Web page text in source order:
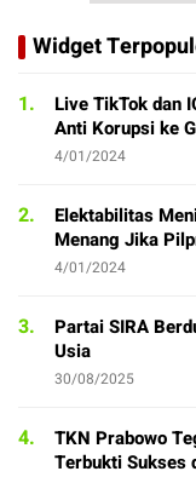
Widget
1.
Live TikTok dan
Anti Korupsi ke
4/01/2024
2.
Elektabilitas
Menang Jika
4/01/2024
3.
Partai SIRA
Usia
30/08/2025
4.
TKN Prabowo
Terbukti Sukses